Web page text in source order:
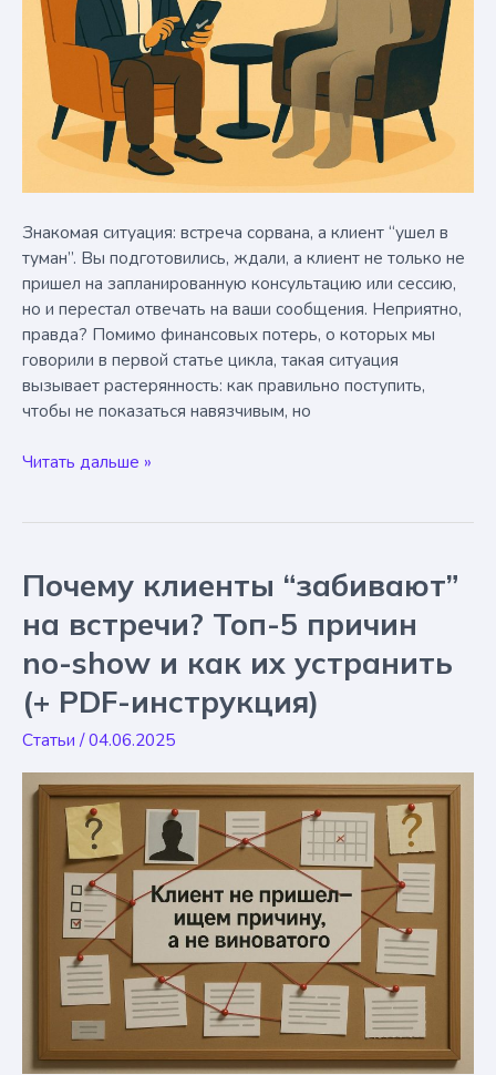
Знакомая ситуация: встреча сорвана, а клиент “ушел в
туман”. Вы подготовились, ждали, а клиент не только не
пришел на запланированную консультацию или сессию,
но и перестал отвечать на ваши сообщения. Неприятно,
правда? Помимо финансовых потерь, о которых мы
говорили в первой статье цикла, такая ситуация
вызывает растерянность: как правильно поступить,
чтобы не показаться навязчивым, но
Клиент
отвечать:
делать
+
примеры
сообщений
(PDF
скриптами
конце
статьи)
Читать дальше »
Почему клиенты “забивают”
на встречи? Топ-5 причин
no-show и как их устранить
(+ PDF-инструкция)
Статьи /04.06.2025